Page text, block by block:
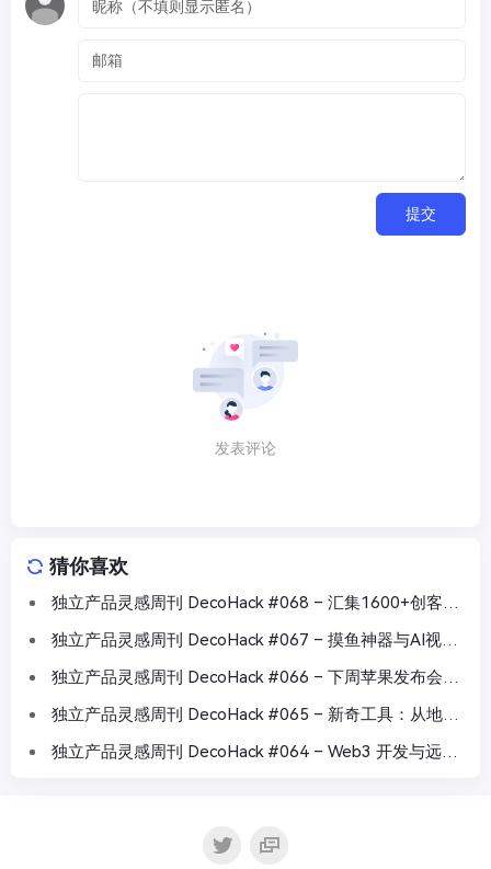
提交
发表评论
猜你喜欢
独立产品灵感周刊 DecoHack #068 – 汇集1600+创客工
具
独立产品灵感周刊 DecoHack #067 – 摸鱼神器与AI视频
创作工具
独立产品灵感周刊 DecoHack #066 – 下周苹果发布会要
来了
独立产品灵感周刊 DecoHack #065 – 新奇工具：从地形
可视化到网红营销
独立产品灵感周刊 DecoHack #064 – Web3 开发与远程